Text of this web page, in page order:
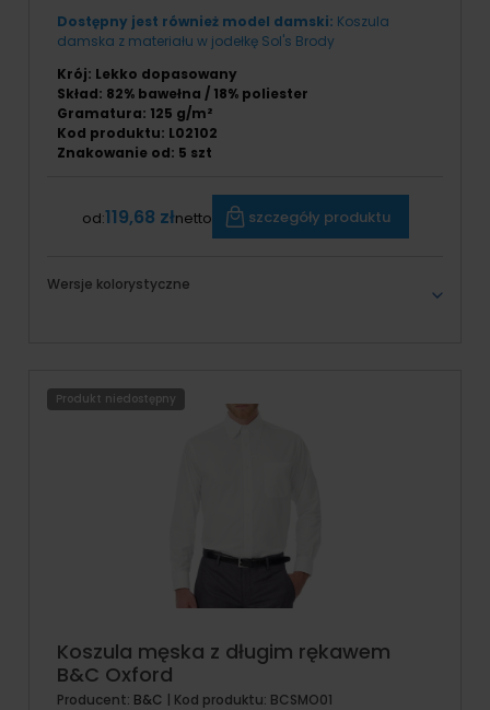
Dostępny jest również model damski: Koszula
damska z materiału w jodełkę Sol's Brody
Krój: Lekko dopasowany
Skład: 82% bawełna / 18% poliester
Gramatura: 125 g/m²
Kod produktu: L02102
Znakowanie od: 5 szt
od:119,68 złnetto szczegóły produktu
Wersje kolorystyczne
Koszula męska z długim rękawem
B&C Oxford
Producent: B&C | Kod produktu: BCSMO01
Produkt niedostępny